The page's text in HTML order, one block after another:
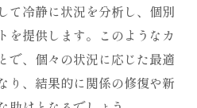
の効果的な質問方法
係修復を目指すステップ
長期的な視野を持つ
カウンセリングの効果
て冷静に状況を分析し、個別
を提供します。このようなカ
で、個々の状況に応じた最適
り、結果的に関係の修復や新